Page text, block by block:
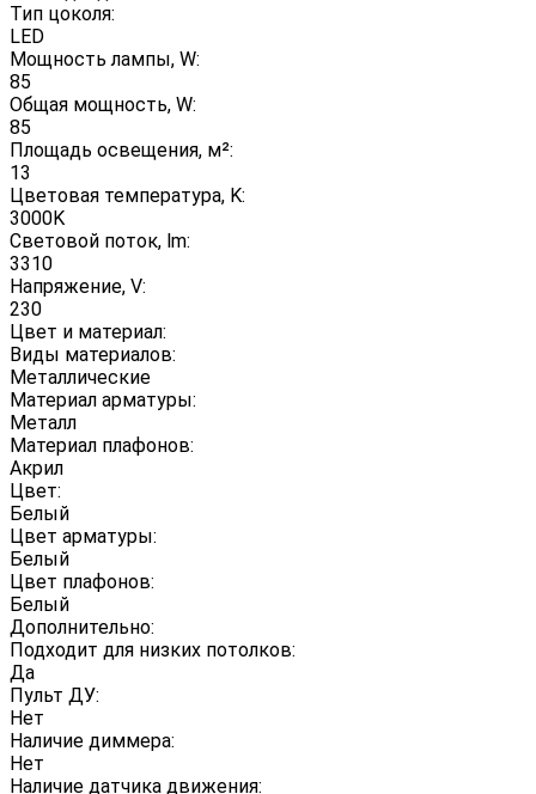
Тип цоколя:
LED
Мощность лампы, W:
85
Общая мощность, W:
85
Площадь освещения, м²:
13
Цветовая температура, K:
3000K
Световой поток, lm:
3310
Напряжение, V:
230
Цвет и материал:
Виды материалов:
Металлические
Материал арматуры:
Металл
Материал плафонов:
Акрил
Цвет:
Белый
Цвет арматуры:
Белый
Цвет плафонов:
Белый
Дополнительно:
Подходит для низких потолков:
Да
Пульт ДУ:
Нет
Наличие диммера:
Нет
Наличие датчика движения: